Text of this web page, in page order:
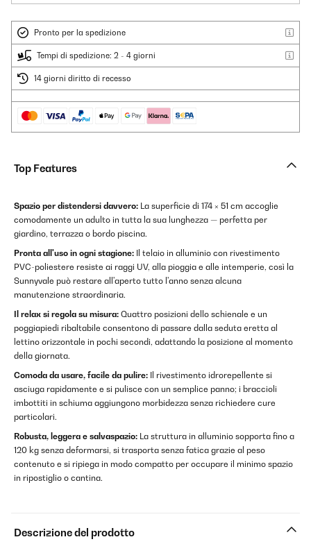
Pronto per la spedizione
Tempi di spedizione: 2 - 4 giorni
14 giorni diritto di recesso
Top Features
Spazio per distendersi davvero: La superficie di 174 × 51 cm accoglie
comodamente un adulto in tutta la sua lunghezza — perfetta per
giardino, terrazza o bordo piscina.
Pronta all'uso in ogni stagione: Il telaio in alluminio con rivestimento
PVC-poliestere resiste ai raggi UV, alla pioggia e alle intemperie, così la
Sunnyvale può restare all'aperto tutto l'anno senza alcuna
manutenzione straordinaria.
Il relax si regola su misura: Quattro posizioni dello schienale e un
poggiapiedi ribaltabile consentono di passare dalla seduta eretta al
lettino orizzontale in pochi secondi, adattando la posizione al momento
della giornata.
Comoda da usare, facile da pulire: Il rivestimento idrorepellente si
asciuga rapidamente e si pulisce con un semplice panno; i braccioli
imbottiti in schiuma aggiungono morbidezza senza richiedere cure
particolari.
Robusta, leggera e salvaspazio: La struttura in alluminio sopporta fino a
120 kg senza deformarsi, si trasporta senza fatica grazie al peso
contenuto e si ripiega in modo compatto per occupare il minimo spazio
in ripostiglio o cantina.
Descrizione del prodotto